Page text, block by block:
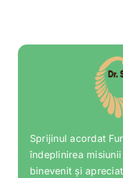
Sprijinul acordat
îndeplinirea
binevenit și